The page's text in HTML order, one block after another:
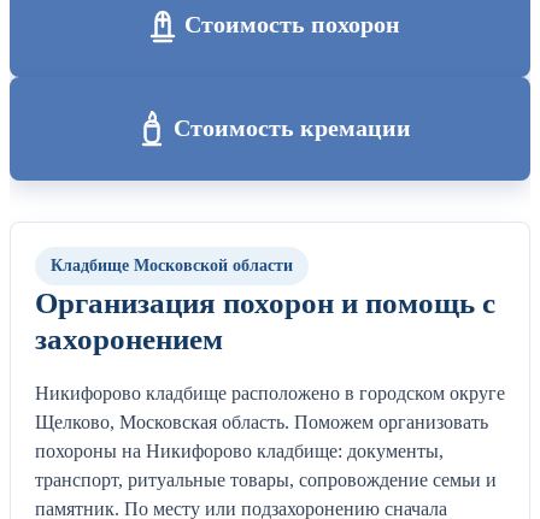
Стоимость похорон
Стоимость кремации
Кладбище Московской области
Организация похорон и помощь с
захоронением
Никифорово кладбище расположено в городском округе
Щелково, Московская область. Поможем организовать
похороны на Никифорово кладбище: документы,
транспорт, ритуальные товары, сопровождение семьи и
памятник. По месту или подзахоронению сначала